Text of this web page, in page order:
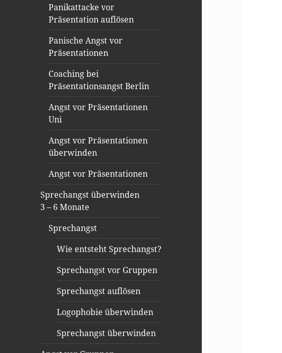
Panikattacke vor
Präsentation auflösen
Panische Angst vor
Präsentationen
Coaching bei
Präsentationsangst Berlin
Angst vor Präsentationen
Uni
Angst vor Präsentationen
überwinden
Angst vor Präsentationen
Sprechangst überwinden
3 – 6 Monate
Sprechangst
Wie entsteht Sprechangst?
Sprechangst vor Gruppen
Sprechangst auflösen
Logophobie überwinden
Sprechangst überwinden